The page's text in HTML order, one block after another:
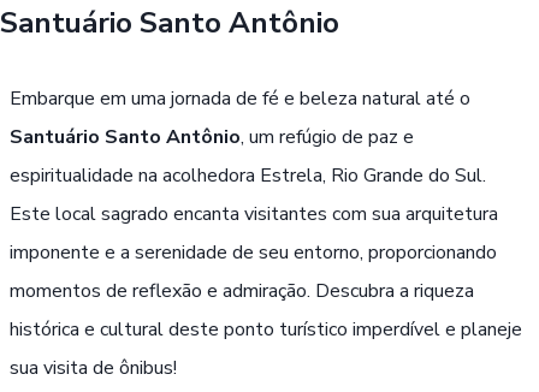
Santuário Santo Antônio
Embarque em uma jornada de fé e beleza natural até o
Santuário Santo Antônio, um refúgio de paz e
espiritualidade na acolhedora Estrela, Rio Grande do Sul.
Este local sagrado encanta visitantes com sua arquitetura
imponente e a serenidade de seu entorno, proporcionando
momentos de reflexão e admiração. Descubra a riqueza
histórica e cultural deste ponto turístico imperdível e planeje
sua visita de ônibus!